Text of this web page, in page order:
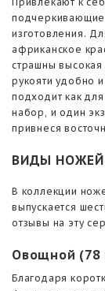
подчеркивающие
изготовления.
африканское
страшны высокая
рукояти удобно
подходит как
набор, и один
привнеся
ВИДЫ НОЖЕЙ
В коллекции
выпускается
отзывы на эту
Овощной (78
Благодаря